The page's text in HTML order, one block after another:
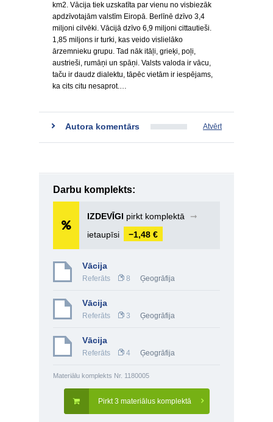
km2. Vācija tiek uzskatīta par vienu no visbiezāk
apdzīvotajām valstīm Eiropā. Berlīnē dzīvo 3,4
miljoni cilvēki. Vācijā dzīvo 6,9 miljoni cittautieši.
1,85 miljons ir turki, kas veido vislielāko
ārzemnieku grupu. Tad nāk itāļi, grieķi, poļi,
austrieši, rumāņi un spāņi. Valsts valoda ir vācu,
taču ir daudz dialektu, tāpēc vietām ir iespējams,
ka cits citu nesaprot.…
Autora komentārs Atvērt
Darbu komplekts:
IZDEVĪGI pirkt komplektā
➞
ietaupīsi
−1,48 €
Vācija
Referāts 8 Ģeogrāfija
Vācija
Referāts 3 Ģeogrāfija
Vācija
Referāts 4 Ģeogrāfija
Materiālu komplekts Nr. 1180005
Pirkt 3 materiālus komplektā